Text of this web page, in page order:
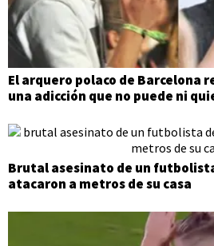
El arquero polaco de Barcelona
una adicción que no puede ni
Brutal asesinato de un
atacaron a metros de su casa